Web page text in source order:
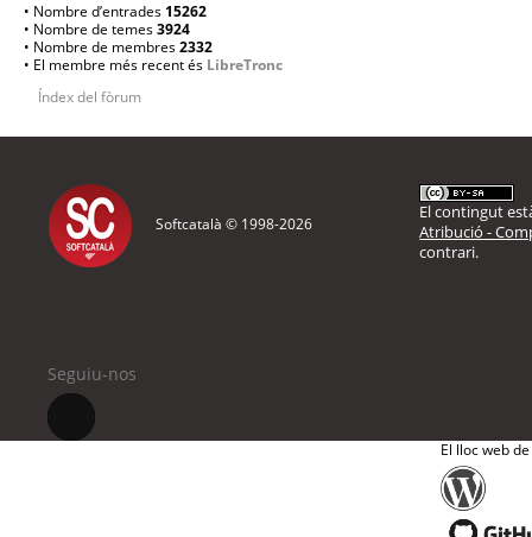
• Nombre d’entrades 15262
• Nombre de temes3924
• Nombre de membres2332
• El membre més recent és LibreTronc
Índex del fòrum
Softcatalà © 1998-2026
El contingut
Atribució -
contrari.
Seguiu-nos
El lloc web